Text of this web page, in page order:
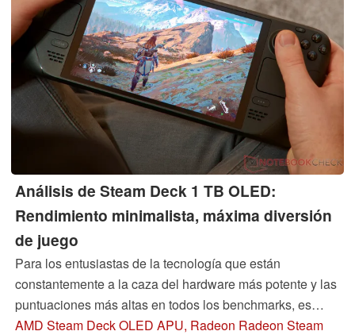
Análisis de Steam Deck 1 TB OLED:
Rendimiento minimalista, máxima diversión
de juego
Para los entusiastas de la tecnología que están
constantemente a la caza del hardware más potente y las
puntuaciones más altas en todos los benchmarks, es
probable que la Steam Deck OLED sea una decepción.
AMD Steam Deck OLED APU, Radeon Radeon Steam